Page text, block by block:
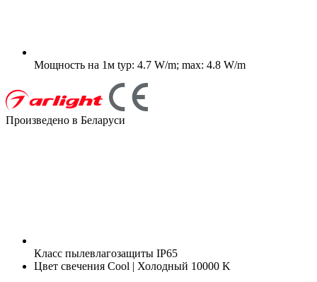
Мощность на 1м typ: 4.7 W/m; max: 4.8 W/m
Произведено в Беларуси
Класс пылевлагозащиты IP65
Цвет свечения Cool | Холодный 10000 K